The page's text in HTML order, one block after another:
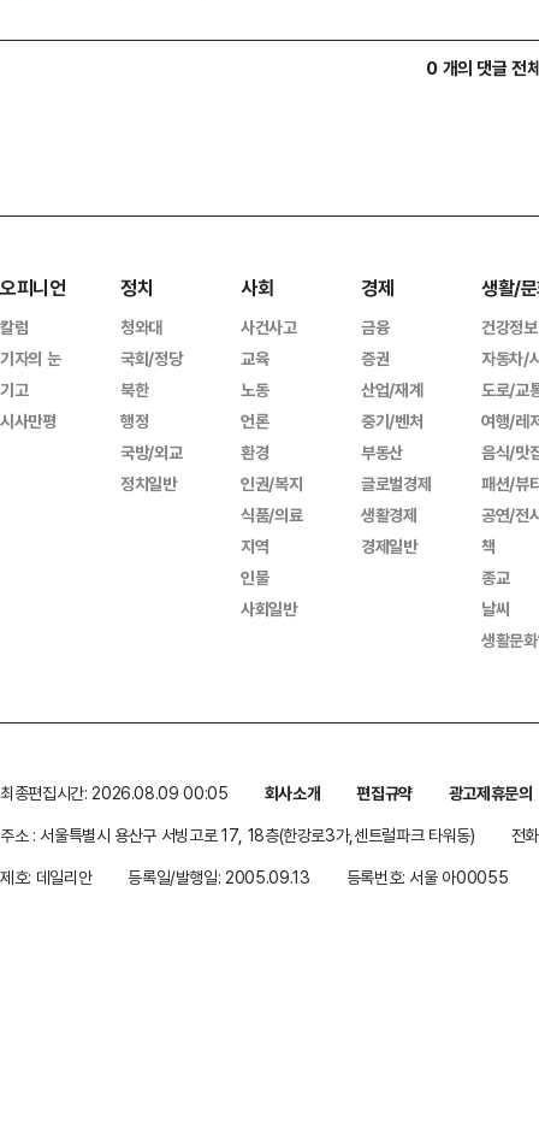
0 개의 댓글 전
오피니언
칼럼
기자의 눈
기고
시사만평
정치
청와대
국회/정당
북한
행정
국방/외교
정치일반
사회
사건사고
교육
노동
언론
환경
인권/복지
식품/의료
지역
인물
사회일반
경제
금융
증권
산업/재계
중기/벤처
부동산
글로벌경제
생활경제
경제일반
생활/
건강정보
자동차/
도로/교
여행/레
음식/맛
패션/뷰
공연/전
책
종교
날씨
생활문
최종편집시간: 2026.08.09 00:05 회사소개 편집규약
광고제휴문의
주소 : 서울특별시 용산구 서빙고로 17, 18층(한강로3가,센트럴파크 타워동)
전
제호: 데일리안
등록일/발행일: 2005.09.13 등록번호: 서울 아00055